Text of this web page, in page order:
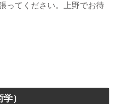
ってください。上野でお待
）